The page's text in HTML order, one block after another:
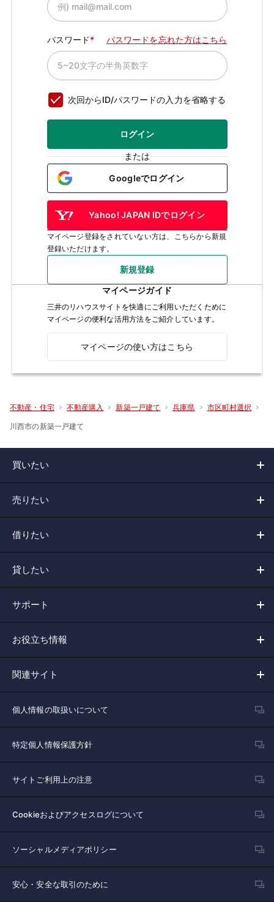
パスワード パスワードを忘れた方はこちら
次回からID/パスワードの入力を省略する
ログイン
または
Googleでログイン
Yahoo! JAPAN IDでログイン
マイページ登録をされていない方は、こちらから新規
登録いただけます。
新規登録
マイページガイド
三井のリハウスサイトを快適にご利用いただくために
マイページの便利な活用方法をご紹介しています。
マイページの使い方はこちら
不動産・住宅 不動産購入 新築一戸建て 兵庫県 市区町村選択
川西市の新築一戸建て
買いたい
売りたい
借りたい
貸したい
サポート
お役立ち情報
関連サイト
個人情報の取扱いについて
特定個人情報保護方針
サイトご利用上の注意
Cookieおよびアクセスログについて
ソーシャルメディアポリシー
安心・安全な取引のために